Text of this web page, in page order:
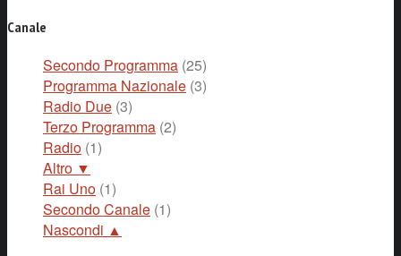
Canale
Secondo Programma (25)
Programma Nazionale (3)
Radio Due (3)
Terzo Programma (2)
Radio (1)
Altro ▼
Rai Uno (1)
Secondo Canale (1)
Nascondi ▲